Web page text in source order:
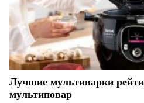
Лучшие мультиварки
мультиповар